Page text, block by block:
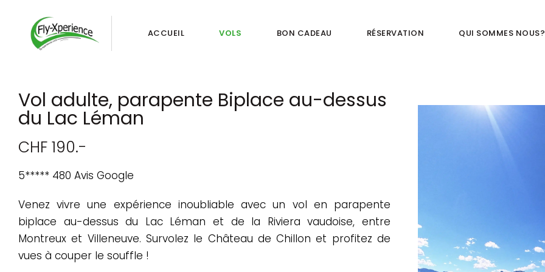
ACCUEIL VOLS BON CADEAU RÉSERVATION QUI SOMMES NOUS?
RÉSERVATION
QUI SOMMES NOUS?
Vol adulte, parapente Biplace au-dessus
du Lac Léman
CHF 190.-
5***** 480 Avis Google
Venez vivre une expérience inoubliable avec un vol en parapente
biplace au-dessus du Lac Léman et de la Riviera vaudoise, entre
Montreux et Villeneuve. Survolez le Château de Chillon et profitez de
vues à couper le souffle !